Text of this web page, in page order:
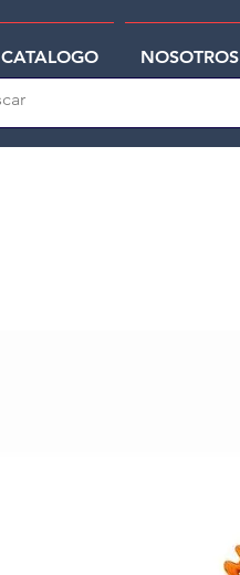
CATALOGO NOSOTROS